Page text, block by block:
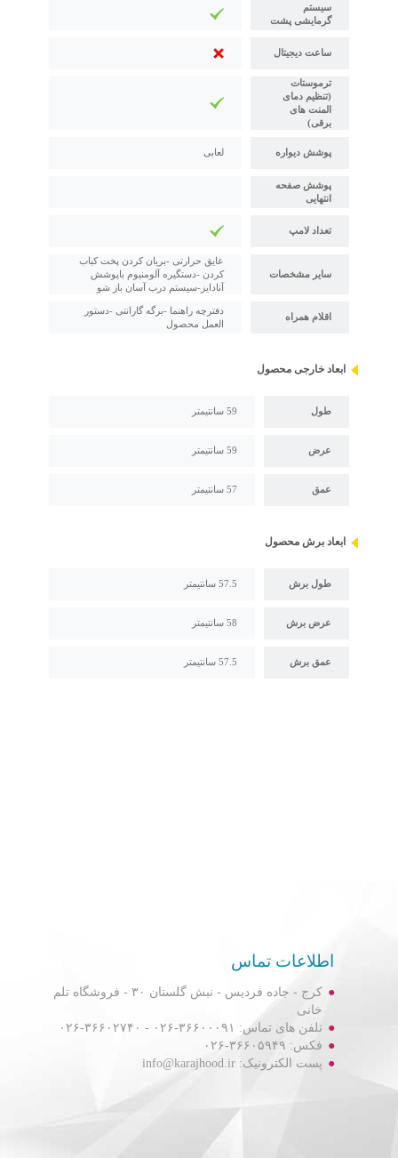
سیستم
گرمایشی پشت
ساعت دیجیتال
ترموستات
(تنظیم دمای
المنت های
برقی)
پوشش دیواره لعابی
پوشش صفحه
انتهایی
تعداد لامپ
سایر مشخصات
عایق حرارتی -بریان کردن پخت کباب
کردن -دستگیره آلومنیوم باپوشش
آنادایز-سیستم درب آسان باز شو
اقلام همراه
دفترچه راهنما -برگه گارانتی -دستور
العمل محصول
ابعاد خارجی محصول
طول 59 سانتیمتر
عرض 59 سانتیمتر
عمق 57 سانتیمتر
ابعاد برش محصول
طول برش 57.5 سانتیمتر
عرض برش 58 سانتیمتر
عمق برش 57.5 سانتیمتر
اطلاعات تماس
کرج - جاده فردیس - نبش گلستان ۳۰ - فروشگاه تلم
خانی
تلفن های تماس: ۳۶۶۰۰۰۹۱-۰۲۶ - ۳۶۶۰۲۷۴۰-۰۲۶
فکس: ۳۶۶۰۵۹۴۹-۰۲۶
پست الکترونیک: info@karajhood.ir